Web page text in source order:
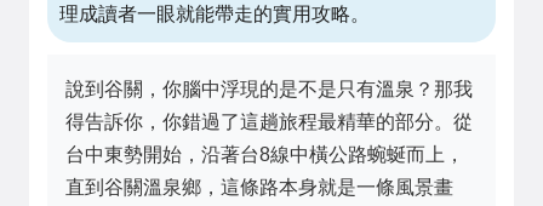
理成讀者一眼就能帶走的實用攻略。
說到谷關，你腦中浮現的是不是只有溫泉？那我
得告訴你，你錯過了這趟旅程最精華的部分。從
台中東勢開始，沿著台8線中橫公路蜿蜒而上，
直到谷關溫泉鄉，這條路本身就是一條風景畫